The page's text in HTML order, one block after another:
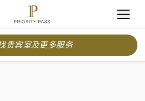
贵宾室及更多服务